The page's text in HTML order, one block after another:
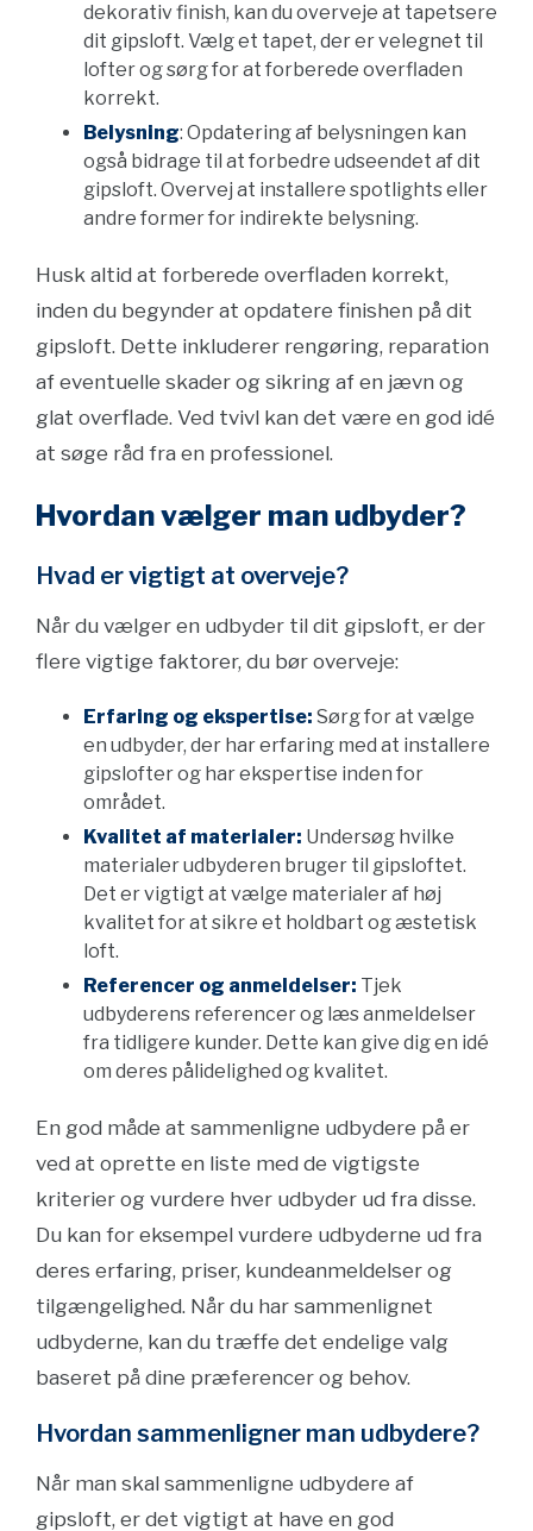
dekorativ finish, kan du overveje at tapetsere
dit gipsloft. Vælg et tapet, der er velegnet til
lofter og sørg for at forberede overfladen
korrekt.
Belysning: Opdatering af belysningen kan
også bidrage til at forbedre udseendet af dit
gipsloft. Overvej at installere spotlights eller
andre former for indirekte belysning.
Husk altid at forberede overfladen korrekt,
inden du begynder at opdatere finishen på dit
gipsloft. Dette inkluderer rengøring, reparation
af eventuelle skader og sikring af en jævn og
glat overflade. Ved tvivl kan det være en god idé
at søge råd fra en professionel.
Hvordan vælger man udbyder?
Hvad er vigtigt at overveje?
Når du vælger en udbyder til dit gipsloft, er der
flere vigtige faktorer, du bør overveje:
Erfaring og ekspertise: Sørg for at vælge
en udbyder, der har erfaring med at installere
gipslofter og har ekspertise inden for
området.
Kvalitet af materialer: Undersøg hvilke
materialer udbyderen bruger til gipsloftet.
Det er vigtigt at vælge materialer af høj
kvalitet for at sikre et holdbart og æstetisk
loft.
Referencer og anmeldelser: Tjek
udbyderens referencer og læs anmeldelser
fra tidligere kunder. Dette kan give dig en idé
om deres pålidelighed og kvalitet.
En god måde at sammenligne udbydere på er
ved at oprette en liste med de vigtigste
kriterier og vurdere hver udbyder ud fra disse.
Du kan for eksempel vurdere udbyderne ud fra
deres erfaring, priser, kundeanmeldelser og
tilgængelighed. Når du har sammenlignet
udbyderne, kan du træffe det endelige valg
baseret på dine præferencer og behov.
Hvordan sammenligner man udbydere?
Når man skal sammenligne udbydere af
gipsloft, er det vigtigt at have en god